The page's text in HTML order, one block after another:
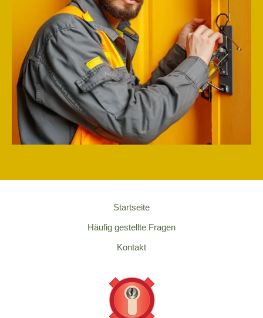
Startseite
Häufig gestellte Fragen
Kontakt